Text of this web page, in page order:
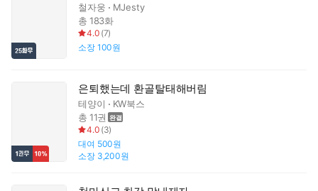
철자웅
MJesty
총 183화
4.0 (7)
소장 100원
은퇴했는데 환골탈태해버림
테양이
KW북스
총 11권
4.0 (3)
대여 500원
소장 3,200원